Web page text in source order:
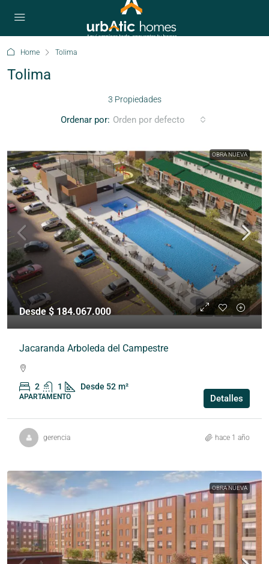
Home Tolima
Tolima
3 Propiedades
Ordenar por: Orden por defecto
OBRA NUEVA
Desde $ 184.067.000
Jacaranda Arboleda del Campestre
2 1 Desde 52 m²
APARTAMENTO Detalles
gerencia hace 1 año
OBRA NUEVA